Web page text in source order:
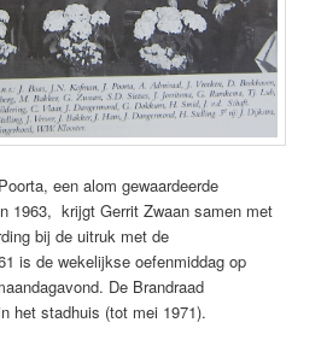
een alom gewaardeerde
1963, krijgt Gerrit Zwaan samen met
bij de uitruk met de
is de wekelijkse oefenmiddag op
De Brandraad
het stadhuis (tot mei 1971).